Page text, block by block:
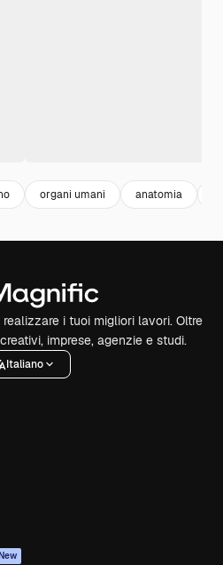
organi umani anatomia
i tuoi migliori lavori. Oltre
imprese, agenzie e studi.
Italiano